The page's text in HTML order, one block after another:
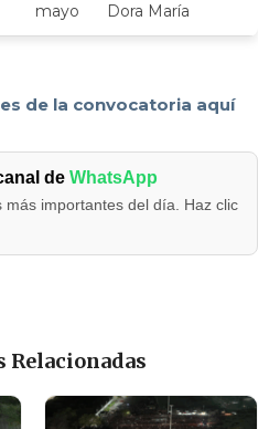
mayo
Dora María
de la convocatoria aquí
deWhatsApp
más importantes del día. Haz clic
Relacionadas